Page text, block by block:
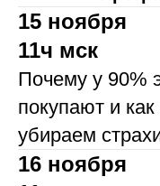
15 ноября
11ч мск
Почему у 90%
покупают и
убираем
16 ноября